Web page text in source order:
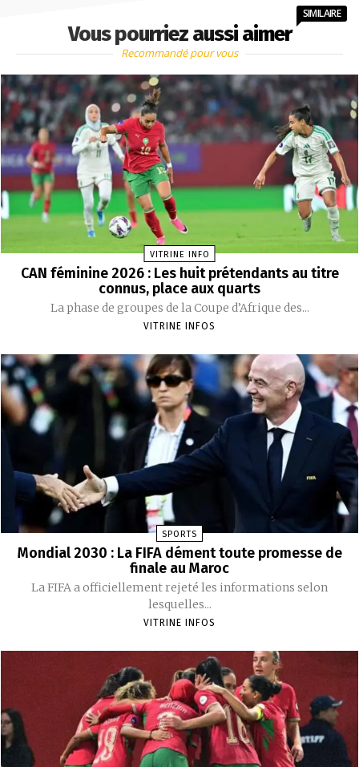
Vous pourriez aussi aimer
SIMILAIRE
Recommandé pour vous
VITRINE INFO
CAN féminine 2026 : Les huit prétendants au titre
connus, place aux quarts
La phase de groupes de la Coupe d’Afrique des...
VITRINE INFOS
SPORTS
Mondial 2030 : La FIFA dément toute promesse de
finale au Maroc
La FIFA a officiellement rejeté les informations selon
lesquelles...
VITRINE INFOS